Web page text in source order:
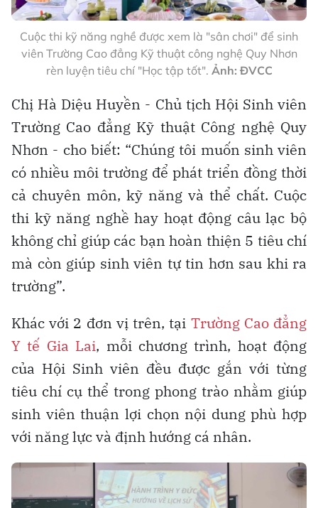
Cuộc thi kỹ năng nghề được xem là "sân chơi" để sinh
viên Trường Cao đẳng Kỹ thuật công nghệ Quy Nhơn
rèn luyện tiêu chí "Học tập tốt". Ảnh: ĐVCC
Chị Hà Diệu Huyền - Chủ tịch Hội Sinh viên
Trường Cao đẳng Kỹ thuật Công nghệ Quy
Nhơn - cho biết: “Chúng tôi muốn sinh viên
có nhiều môi trường để phát triển đồng thời
cả chuyên môn, kỹ năng và thể chất. Cuộc
thi kỹ năng nghề hay hoạt động câu lạc bộ
không chỉ giúp các bạn hoàn thiện 5 tiêu chí
mà còn giúp sinh viên tự tin hơn sau khi ra
trường”.
Khác với 2 đơn vị trên, tại Trường Cao đẳng
Y tế Gia Lai, mỗi chương trình, hoạt động
của Hội Sinh viên đều được gắn với từng
tiêu chí cụ thể trong phong trào nhằm giúp
sinh viên thuận lợi chọn nội dung phù hợp
với năng lực và định hướng cá nhân.​